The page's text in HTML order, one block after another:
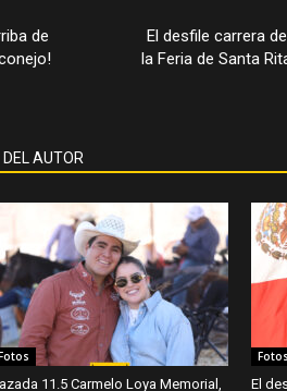
de
El desfile carrera
la Feria de Santa
AUTOR
11.5 Carmelo Loya Memorial,
Fotos
El